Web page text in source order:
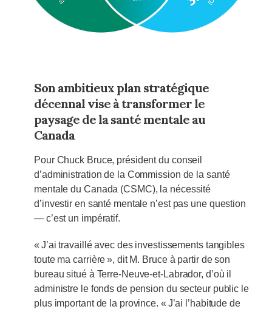
Son ambitieux plan stratégique
décennal vise à transformer le
paysage de la santé mentale au
Canada
Pour Chuck Bruce, président du conseil
d’administration de la Commission de la santé
mentale du Canada (CSMC), la nécessité
d’investir en santé mentale n’est pas une question
— c’est un impératif.
« J’ai travaillé avec des investissements tangibles
toute ma carrière », dit M. Bruce à partir de son
bureau situé à Terre-Neuve-et-Labrador, d’où il
administre le fonds de pension du secteur public le
plus important de la province. « J’ai l’habitude de